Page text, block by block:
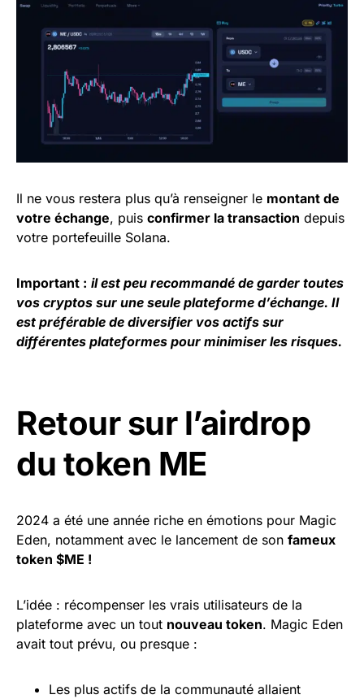
Il ne vous restera plus qu’à renseigner le montant de
votre échange, puis confirmer la transaction depuis
votre portefeuille Solana.
Important : il est peu recommandé de garder toutes
vos cryptos sur une seule plateforme d’échange. Il
est préférable de diversifier vos actifs sur
différentes plateformes pour minimiser les risques.
Retour sur l’airdrop
du token ME
2024 a été une année riche en émotions pour Magic
Eden, notamment avec le lancement de son fameux
token $ME !
L’idée : récompenser les vrais utilisateurs de la
plateforme avec un tout nouveau token. Magic Eden
avait tout prévu, ou presque :
Les plus actifs de la communauté allaient